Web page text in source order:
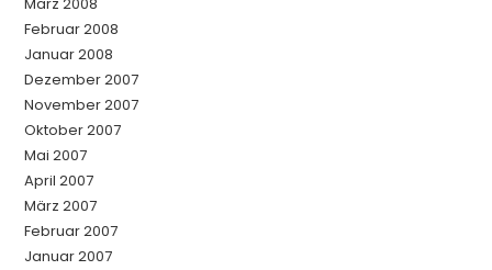
Februar 2008
Januar 2008
Dezember 2007
November 2007
Oktober 2007
Mai 2007
April 2007
März 2007
Februar 2007
Januar 2007